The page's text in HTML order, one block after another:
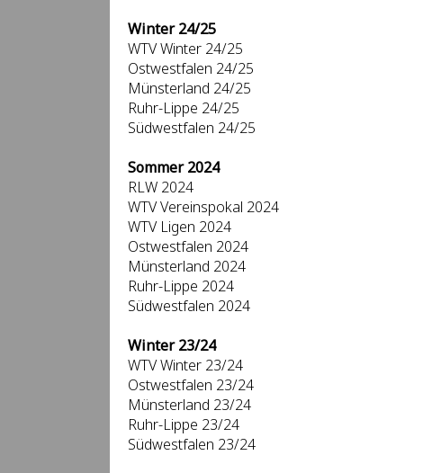
Winter 24/25
WTV Winter 24/25
Ostwestfalen 24/25
Münsterland 24/25
Ruhr-Lippe 24/25
Südwestfalen 24/25
Sommer 2024
RLW 2024
WTV Vereinspokal 2024
WTV Ligen 2024
Ostwestfalen 2024
Münsterland 2024
Ruhr-Lippe 2024
Südwestfalen 2024
Winter 23/24
WTV Winter 23/24
Ostwestfalen 23/24
Münsterland 23/24
Ruhr-Lippe 23/24
Südwestfalen 23/24